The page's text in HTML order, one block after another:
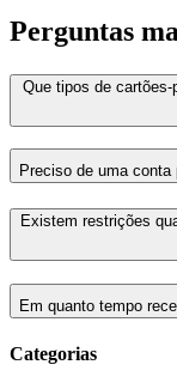
Perguntas
Que tipos de
Preciso de uma
Existem restrições
Em quanto tempo
Categorias